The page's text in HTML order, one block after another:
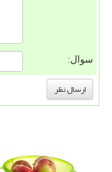
سوال: